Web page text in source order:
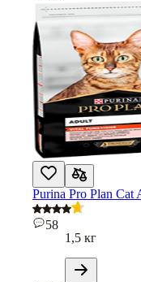
Purina Pro Plan Cat
58
1,5 кг